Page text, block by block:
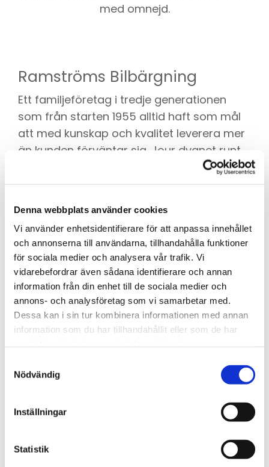
Denna webbplats använder cookies
Vi använder enhetsidentifierare för att anpassa innehållet
och annonserna till användarna, tillhandahålla funktioner
för sociala medier och analysera vår trafik. Vi
vidarebefordrar även sådana identifierare och annan
information från din enhet till de sociala medier och
annons- och analysföretag som vi samarbetar med.
Dessa kan i sin tur kombinera informationen med annan
information som du har tillhandahållit eller som de har
Nödvändig
Inställningar
Statistik
med omnejd.
Ramströms Bilbärgning
Ett familjeföretag i tredje generationen
som från starten 1955 alltid haft som mål
att med kunskap och kvalitet leverera mer
än kunden förväntar sig. Jour dygnet runt
Ramströms Bilbärgning AB
Jour dygnet runt0152 - 250 50
LÄS VÅRA ELLER GE OSS GÄRNA DIN
RECENSION
Öppet 24H Året Runt
Tisdag
Dygnet runt
Dygnet runt
Torsdag
Dygnet runt
Dygnet runt
Dygnet runt